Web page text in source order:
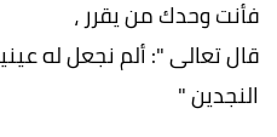
فأنت وحدك من يقرر ،
قال تعالى ": ألم نجعل له
النجدين "